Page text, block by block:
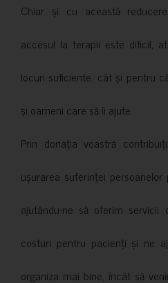
Chiar și cu această
accesul la terapii este dificil,
locuri suficiente, cât și pentru
și oameni care să îi ajute.
Prin donația voastră
ușurarea suferinței
ajutându-ne să oferim
costuri pentru pacienți și ne
organiza mai bine, încât să